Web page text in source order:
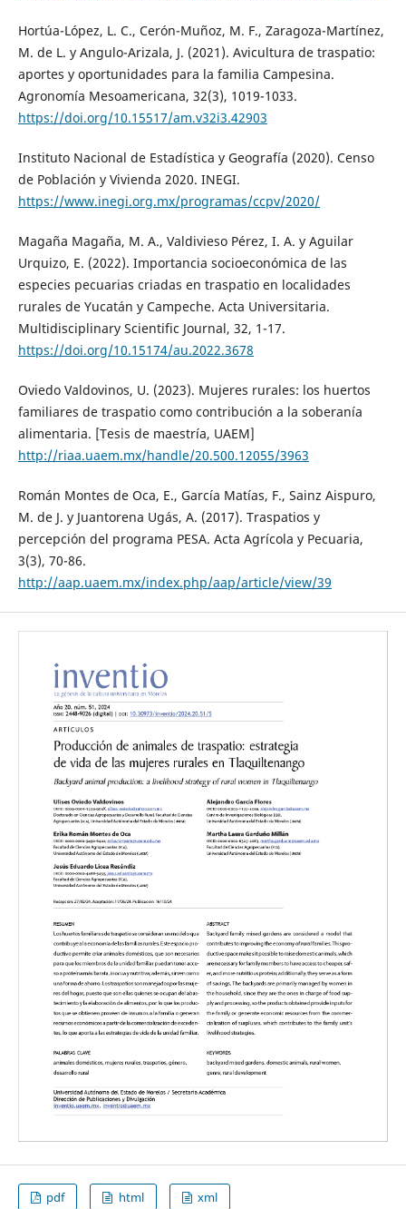
Hortúa-López, L. C., Cerón-Muñoz, M. F., Zaragoza-Martínez,
M. de L. y Angulo-Arizala, J. (2021). Avicultura de traspatio:
aportes y oportunidades para la familia Campesina.
Agronomía Mesoamericana, 32(3), 1019-1033.
https://doi.org/10.15517/am.v32i3.42903
Instituto Nacional de Estadística y Geografía (2020). Censo
de Población y Vivienda 2020. INEGI.
https://www.inegi.org.mx/programas/ccpv/2020/
Magaña Magaña, M. A., Valdivieso Pérez, I. A. y Aguilar
Urquizo, E. (2022). Importancia socioeconómica de las
especies pecuarias criadas en traspatio en localidades
rurales de Yucatán y Campeche. Acta Universitaria.
Multidisciplinary Scientific Journal, 32, 1-17.
https://doi.org/10.15174/au.2022.3678
Oviedo Valdovinos, U. (2023). Mujeres rurales: los huertos
familiares de traspatio como contribución a la soberanía
alimentaria. [Tesis de maestría, UAEM]
http://riaa.uaem.mx/handle/20.500.12055/3963
Román Montes de Oca, E., García Matías, F., Sainz Aispuro,
M. de J. y Juantorena Ugás, A. (2017). Traspatios y
percepción del programa PESA. Acta Agrícola y Pecuaria,
3(3), 70-86.
http://aap.uaem.mx/index.php/aap/article/view/39
pdf html xml